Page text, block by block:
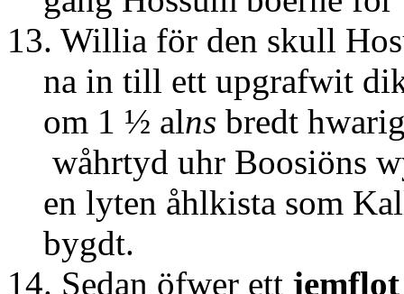
13. Willia för den skull
na in till ett upgrafwit
om 1 ½ alns bredt
wåhrtyd uhr Boosiöns
en lyten åhlkista som
bygdt.
14. Sedan öfwer ett jemflot